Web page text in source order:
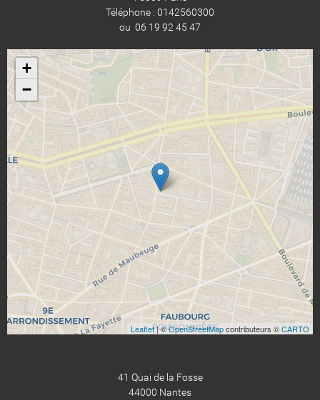
Téléphone : 0142560300
ou 06 19 92 45 47
+
−
Leaflet| ©OpenStreetMapcontributeurs ©CARTO
41 Quai de la Fosse
44000 Nantes